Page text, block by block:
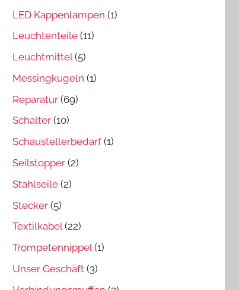
LED Kappenlampen (1)
Leuchtenteile (11)
Leuchtmittel(5)
Messingkugeln (1)
Reparatur (69)
Schalter (10)
Schaustellerbedarf (1)
Seilstopper (2)
Stahlseile (2)
Stecker (5)
Textilkabel(22)
Trompetennippel(1)
Unser Geschäft (3)